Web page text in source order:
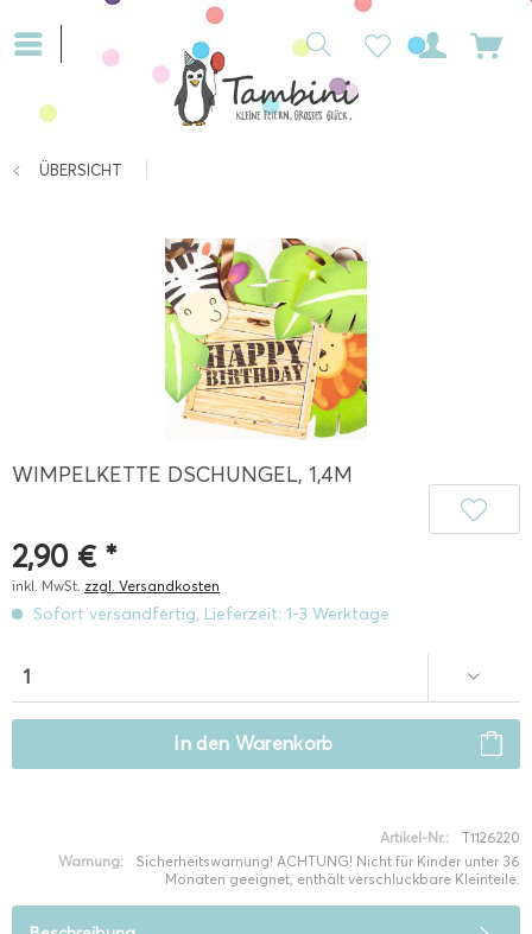
ÜBERSICHT
WIMPELKETTE DSCHUNGEL, 1,4M
2,90 € *
inkl. MwSt. zzgl. Versandkosten
Sofort versandfertig, Lieferzeit: 1-3 Werktage
In den Warenkorb
Artikel-Nr.:
T1126220
Warnung:
Sicherheitswarnung! ACHTUNG! Nicht für Kinder unter 36
Monaten geeignet, enthält verschluckbare Kleinteile.